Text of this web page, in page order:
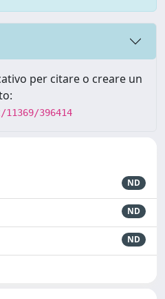
per citare o creare un
396414
ND
ND
ND